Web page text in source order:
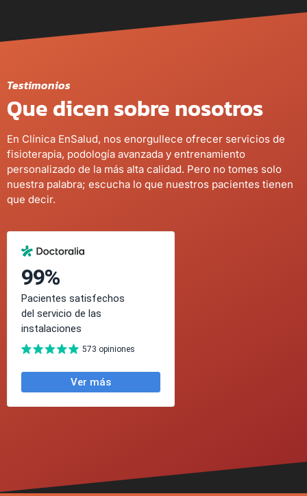
Testimonios
Que dicen sobre nosotros
En Clínica EnSalud, nos enorgullece ofrecer servicios de
fisioterapia, podología avanzada y entrenamiento
personalizado de la más alta calidad. Pero no tomes solo
nuestra palabra; escucha lo que nuestros pacientes tienen
que decir.